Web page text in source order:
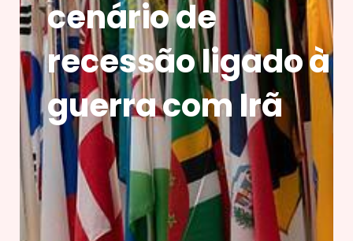
cenário de
recessão ligado à
guerra com Irã